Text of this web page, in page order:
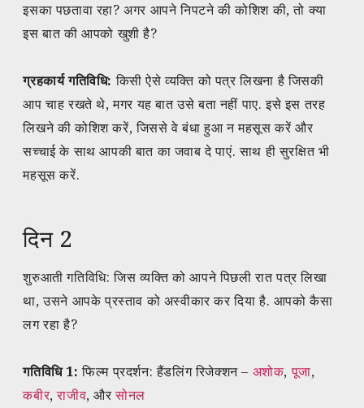
इसका पछतावा रहा? अगर आपने निपटने की कोशिश की, तो क्या
इस बात की आपको खुशी है?
ग्रहकार्य गतिविधि: किसी ऐसे व्यक्ति को पत्र लिखना है जिसकी
आप चाह रखते थे, मगर यह बात उसे बता नहीं पाए. इसे इस तरह
लिखने की कोशिश करें, जिससे वे बंधा हुआ न महसूस करें और
सच्चाई के साथ आपकी बात का जवाब दे पाएं. साथ ही सुरक्षित भी
महसूस करें.
दिन 2
शुरुआती गतिविधि: जिस व्यक्ति को आपने पिछली रात पत्र लिखा
था, उसने आपके प्रस्ताव को अस्वीकार कर दिया है. आपको कैसा
लग रहा है?
गतिविधि 1: फिल्म प्रदर्शन: हैंडलिंग रिजेक्शन – अशोक,पूजा,
कबीर,राजीव, औरसोनल